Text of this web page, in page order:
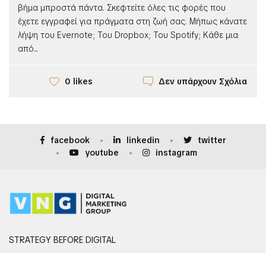
βήμα μπροστά πάντα. Σκεφτείτε όλες τις φορές που
έχετε εγγραφεί για πράγματα στη ζωή σας. Μήπως κάνατε
λήψη του Evernote; Του Dropbox; Του Spotify; Κάθε μια
από...
0 likes Δεν υπάρχουν Σχόλια
facebook linkedin
twitter
youtube
instagram
STRATEGY BEFORE DIGITAL